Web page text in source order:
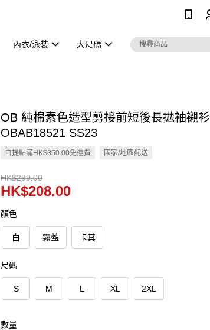
內衣/泳裝 大尺碼
OB 純棉素色造型剪接前短後長拋袖襯衫
OBAB18521 SS23
自提點滿HK$350.00免運費 國家/地區配送
HK$299.00
HK$208.00
顏色
白 霧藍 卡其
尺碼
S M L XL 2XL
數量